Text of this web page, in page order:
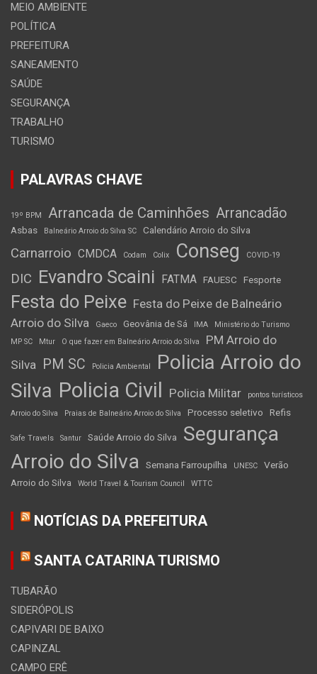
MEIO AMBIENTE
POLÍTICA
PREFEITURA
SANEAMENTO
SAÚDE
SEGURANÇA
TRABALHO
TURISMO
PALAVRAS CHAVE
19º BPM Arrancada de Caminhões Arrancadão
Asbas Balneário Arroio do Silva SC Calendário Arroio do Silva
Carnarroio CMDCA Codam Colix Conseg COVID-19
DIC Evandro Scaini FATMA FAUESC Fesporte
Festa do Peixe Festa do Peixe de Balneário
Arroio do Silva
Gaeco Geovânia de Sá IMA
Ministério do Turismo
MP SC
Mtur O que fazer em Balneário Arroio do Silva
PM Arroio do
Silva PM SC Policia Ambiental
Policia Arroio do
Silva Policia Civil Policia Militar
pontos turísticos
Arroio do Silva
Praias de Balneário Arroio do Silva Processo seletivo Refis
Safe Travels Santur Saúde Arroio do Silva
Segurança
Arroio do Silva
Semana Farroupilha UNESC
Verão
Arroio do Silva
World Travel & Tourism Council WTTC
NOTÍCIAS DA PREFEITURA
SANTA CATARINA TURISMO
TUBARÃO
SIDERÓPOLIS
CAPIVARI DE BAIXO
CAPINZAL
CAMPO ERÊ